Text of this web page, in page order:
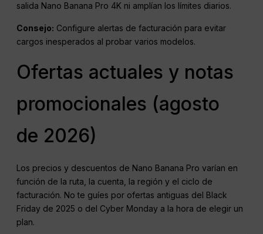
salida Nano Banana Pro 4K ni amplían los límites diarios.
Consejo: Configure alertas de facturación para evitar
cargos inesperados al probar varios modelos.
Ofertas actuales y notas
promocionales (agosto
de 2026)
Los precios y descuentos de Nano Banana Pro varían en
función de la ruta, la cuenta, la región y el ciclo de
facturación. No te guíes por ofertas antiguas del Black
Friday de 2025 o del Cyber Monday a la hora de elegir un
plan.